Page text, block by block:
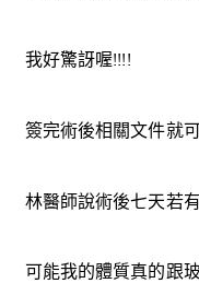
我好驚訝喔!!!!
簽完術後相關文件就
林醫師說術後七天若
可能我的體質真的跟